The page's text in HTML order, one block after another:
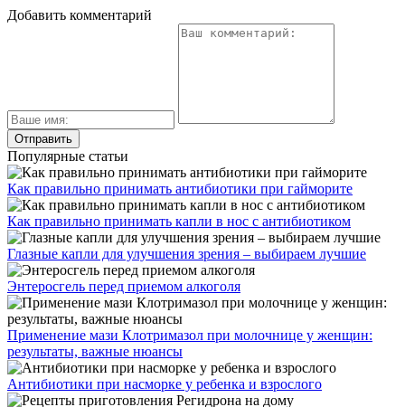
Добавить комментарий
Популярные статьи
Как правильно принимать антибиотики при гайморите
Как правильно принимать капли в нос с антибиотиком
Глазные капли для улучшения зрения – выбираем лучшие
Энтеросгель перед приемом алкоголя
Применение мази Клотримазол при молочнице у женщин:
результаты, важные нюансы
Антибиотики при насморке у ребенка и взрослого